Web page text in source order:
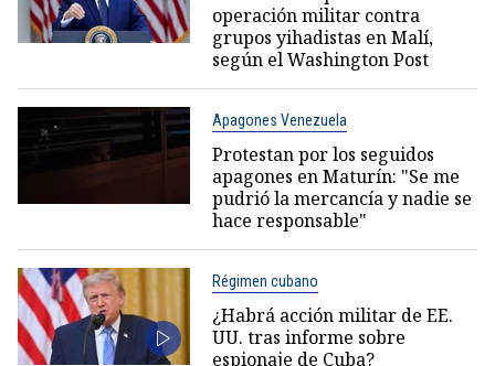
operación militar contra
grupos yihadistas en Malí,
según el Washington Post
Apagones Venezuela
Protestan por los seguidos
apagones en Maturín: "Se me
pudrió la mercancía y nadie se
hace responsable"
Régimen cubano
¿Habrá acción militar de EE.
UU. tras informe sobre
espionaje de Cuba?